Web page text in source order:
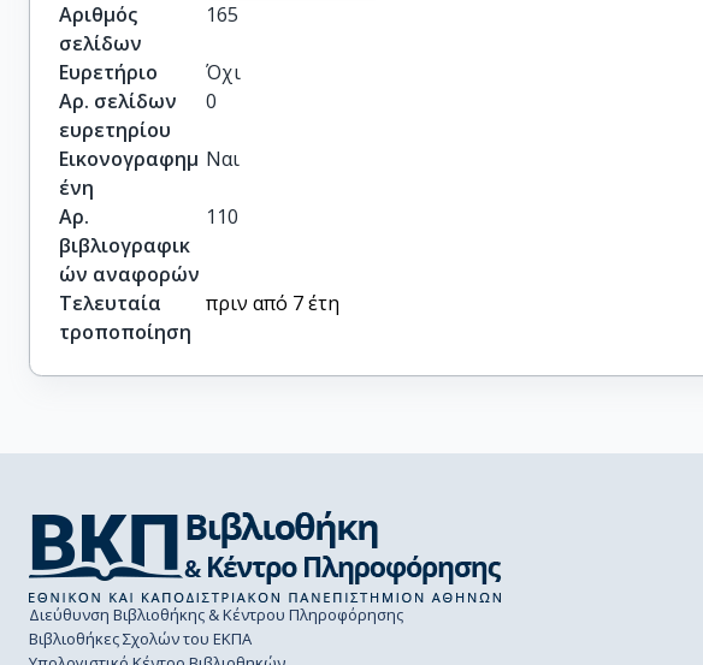
Αριθμός
σελίδων
165
Ευρετήριο
Όχι
Αρ. σελίδων
ευρετηρίου
0
Εικονογραφημ
ένη
Ναι
Αρ.
βιβλιογραφικ
ών αναφορών
110
Τελευταία
τροποποίηση
πριν από 7 έτη
Διεύθυνση Βιβλιοθήκης & Κέντρου Πληροφόρησης
Βιβλιοθήκες Σχολών του ΕΚΠΑ